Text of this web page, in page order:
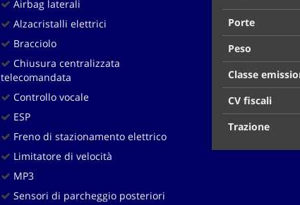
Airbag laterali
Alzacristalli elettrici
Bracciolo
Chiusura centralizzata
telecomandata
Controllo vocale
ESP
Freno di stazionamento elettrico
Limitatore di velocità
MP3
Sensori di parcheggio posteriori
Porte
Peso
Classe
CV fiscali
Trazione